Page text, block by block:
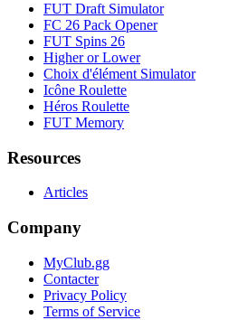
FUT Draft Simulator
FC 26 Pack Opener
FUT Spins 26
Higher or Lower
Choix d'élément Simulator
Icône Roulette
Héros Roulette
FUT Memory
Resources
Articles
Company
MyClub.gg
Contacter
Privacy Policy
Terms of Service